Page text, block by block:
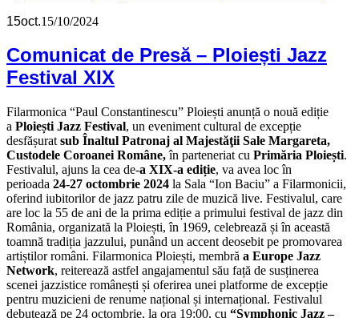
15oct.15/10/2024
Comunicat de Presă – Ploiești Jazz
Festival XIX
Filarmonica “Paul Constantinescu” Ploiești anunță o nouă ediție
a Ploiești Jazz Festival, un eveniment cultural de excepție
desfășurat sub Înaltul Patronaj al Majestăţii Sale Margareta,
Custodele Coroanei Române,în parteneriat cu Primăria Ploiești.
Festivalul, ajuns la cea de-a XIX-a ediție, va avea loc în
perioada 24-27 octombrie 2024 la Sala “Ion Baciu” a Filarmonicii,
oferind iubitorilor de jazz patru zile de muzică live. Festivalul, care
are loc la 55 de ani de la prima ediție a primului festival de jazz din
România, organizată la Ploiești, în 1969, celebrează și în această
toamnă tradiția jazzului, punând un accent deosebit pe promovarea
artiștilor români. Filarmonica Ploiești, membră a Europe Jazz
Network, reiterează astfel angajamentul său față de susținerea
scenei jazzistice românești și oferirea unei platforme de excepție
pentru muzicieni de renume național și internațional. Festivalul
debutează pe 24 octombrie, la ora 19:00, cu “Symphonic Jazz –